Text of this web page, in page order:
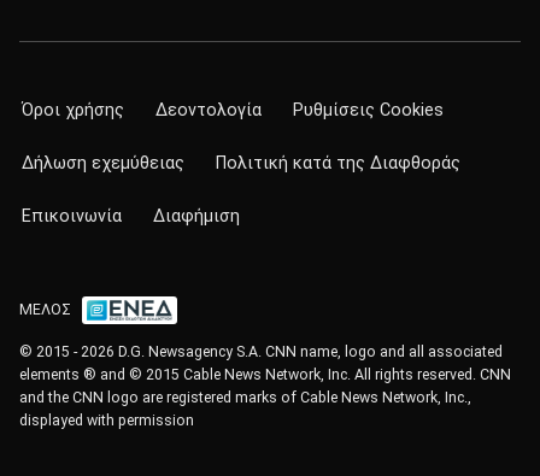
Όροι χρήσης Δεοντολογία Ρυθμίσεις Cookies
Δήλωση εχεμύθειας Πολιτική κατά της Διαφθοράς
Επικοινωνία Διαφήμιση
ΜΕΛΟΣ
© 2015 - 2026 D.G. Newsagency S.A. CNN name, logo and all associated
elements ® and © 2015 Cable News Network, Inc. All rights reserved. CNN
and the CNN logo are registered marks of Cable News Network, Inc.,
displayed with permission